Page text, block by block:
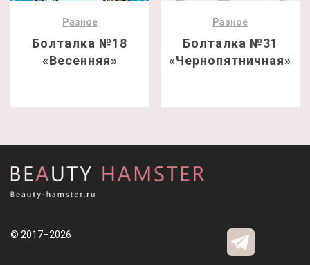
Разное
Болталка №18
«Весенняя»
Разное
Болталка №31
«Чернопятничная»
© 2017–2026